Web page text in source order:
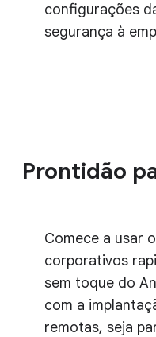
configurações
segurança à
Prontidão
Comece a usar
corporativos
sem toque do
com a
remotas, seja